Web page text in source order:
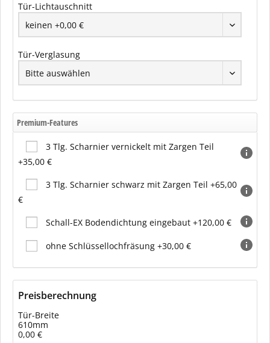
Tür-Lichtauschnitt
Tür-Verglasung
Premium-Features
3 Tlg. Scharnier vernickelt mit Zargen Teil
+35,00 €
3 Tlg. Scharnier schwarz mit Zargen Teil +65,00
€
Schall-EX Bodendichtung eingebaut +120,00 €
ohne Schlüssellochfräsung +30,00 €
Preisberechnung
Tür-Breite
610mm
0,00 €